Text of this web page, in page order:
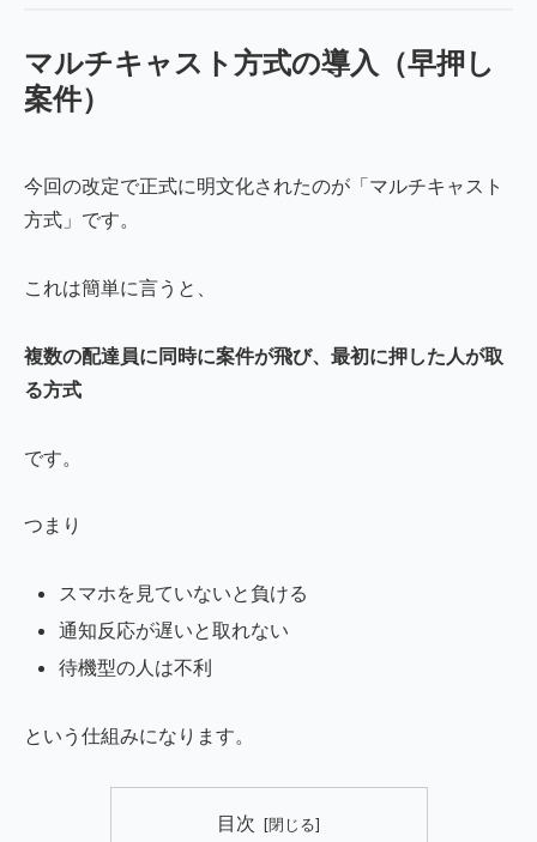
マルチキャスト方式の導入（早押し
案件）
今回の改定で正式に明文化されたのが「マルチキャスト
方式」です。
これは簡単に言うと、
複数の配達員に同時に案件が飛び、最初に押した人が取
る方式
です。
つまり
スマホを見ていないと負ける
通知反応が遅いと取れない
待機型の人は不利
という仕組みになります。
目次